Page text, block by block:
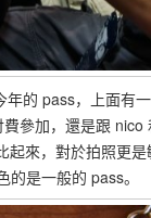
的 pass，上面有
參加，還是跟
起來，對於拍照更
是一般的 pass。